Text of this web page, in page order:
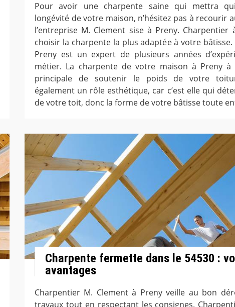
Pour avoir une charpente saine qui mettra
longévité de votre maison, n’hésitez pas à recourir
l’entreprise M. Clement sise à Preny. Charpentier
choisir la charpente la plus adaptée à votre
Preny est un expert de plusieurs années
métier. La charpente de votre maison à Preny à
principale de soutenir le poids de votre
également un rôle esthétique, car c’est elle qui
de votre toit, donc la forme de votre bâtisse toute
Charpente fermette dans le 54530 :
avantages
Charpentier M. Clement à Preny veille au bon
travaux tout en respectant les consignes.